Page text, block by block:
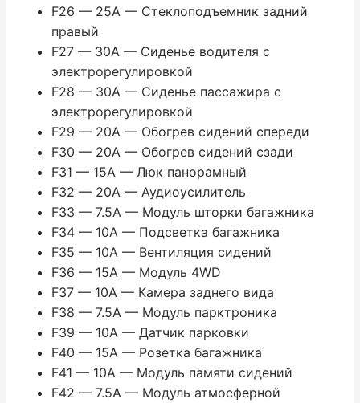
F26 — 25A — Стеклоподъемник задний
правый
F27 — 30A — Сиденье водителя с
электрорегулировкой
F28 — 30A — Сиденье пассажира с
электрорегулировкой
F29 — 20A — Обогрев сидений спереди
F30 — 20A — Обогрев сидений сзади
F31 — 15A — Люк панорамный
F32 — 20A — Аудиоусилитель
F33 — 7.5A — Модуль шторки багажника
F34 — 10A — Подсветка багажника
F35 — 10A — Вентиляция сидений
F36 — 15A — Модуль 4WD
F37 — 10A — Камера заднего вида
F38 — 7.5A — Модуль парктроника
F39 — 10A — Датчик парковки
F40 — 15A — Розетка багажника
F41 — 10A — Модуль памяти сидений
F42 — 7.5A — Модуль атмосферной